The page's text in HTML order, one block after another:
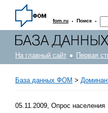
fom.ru · Поиск ·
На главный сайт Первая
База данных ФОМ >
05.11.2009, Опрос населения